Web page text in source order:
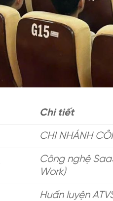
Chi tiết
CHI NHÁNH
Công nghệ
Work)
Huấn luyện